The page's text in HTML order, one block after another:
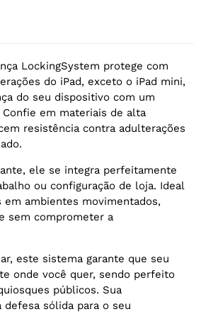
LockingSystem protege com
do iPad, exceto o iPad mini,
do seu dispositivo com um
em materiais de alta
resistência contra adulterações
ele se integra perfeitamente
ou configuração de loja. Ideal
em ambientes movimentados,
sem comprometer a
este sistema garante que seu
onde você quer, sendo perfeito
públicos. Sua
sólida para o seu